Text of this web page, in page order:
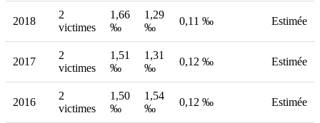
2018
2
victimes
1,66
‰
1,29
‰
0,11 ‰ Estimée
2017
2
victimes
1,51
‰
1,31
‰
0,12 ‰ Estimée
2016
2
victimes
1,50
‰
1,54
‰
0,12 ‰ Estimée